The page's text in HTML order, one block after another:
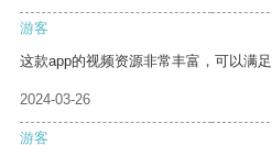
游客
这款app的视频资源非常丰富，可以满
2024-03-26
游客